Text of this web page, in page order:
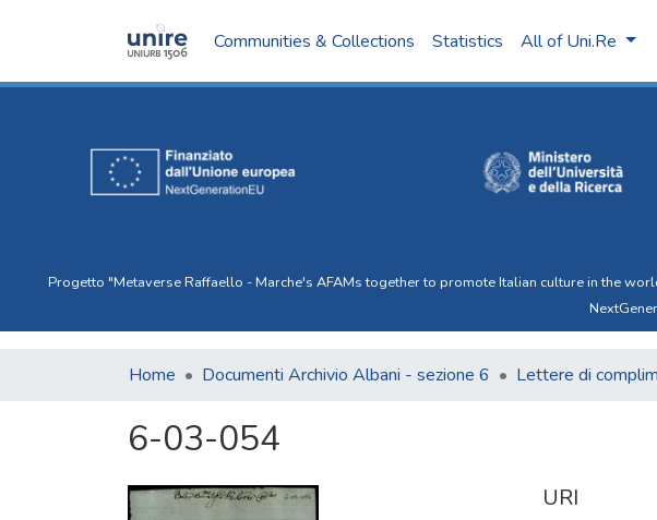
Communities & Collections Statistics All of Uni.Re
Progetto "Metaverse Raffaello - Marche's AFAMs together to promote Italian culture in the
Home Documenti Archivio Albani - sezione 6 Lettere di
6-03-054
URI